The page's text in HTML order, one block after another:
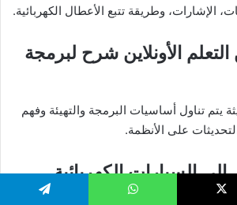
وطريقة تتبع الأعطال الكهربائية.
الأونلاين شرح لبرمجة
يتم تناول أساسيات البرمجة والتهيئة وفهم
على الأنظمة.
السيارات الكهربائية